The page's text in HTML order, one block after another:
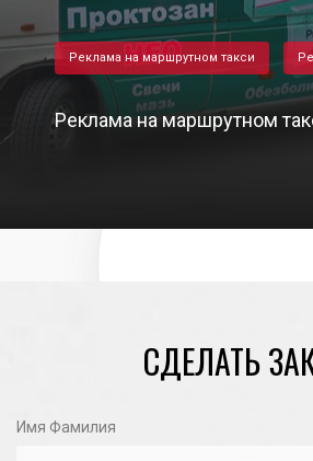
Реклама на маршрутном такси
Реклама на маршрутном
СДЕЛАТЬ
Имя Фамилия